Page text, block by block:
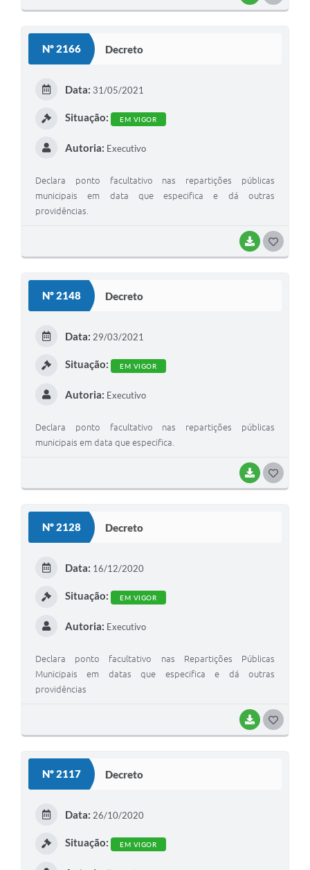
Nº 2166 Decreto
BAIXAR
Data: 31/05/2021
Situação: EM VIGOR
Autoria: Executivo
Declara ponto facultativo nas repartições públicas
municipais em data que especifica e dá outras
providências.
Nº 2148 Decreto
BAIXAR
Data: 29/03/2021
Situação: EM VIGOR
Autoria: Executivo
Declara ponto facultativo nas repartições públicas
municipais em data que especifica.
Nº 2128 Decreto
BAIXAR
Data: 16/12/2020
Situação: EM VIGOR
Autoria: Executivo
Declara ponto facultativo nas Repartições Públicas
Municipais em datas que especifica e dá outras
providências
Nº 2117 Decreto
Data: 26/10/2020
Situação: EM VIGOR